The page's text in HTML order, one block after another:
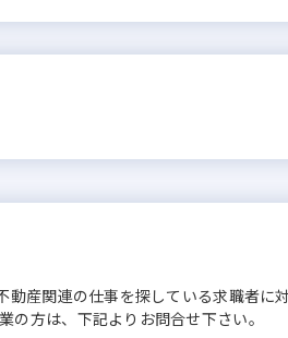
産関連の仕事を探している求職者に
方は、下記よりお問合せ下さい。